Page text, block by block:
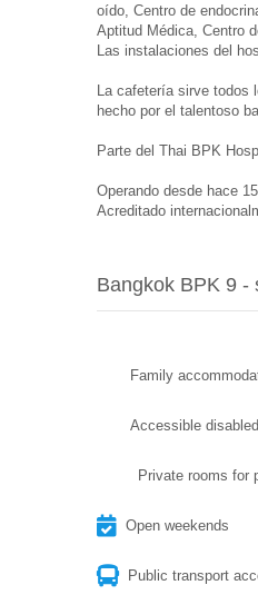
oído, Centro de
Aptitud Médica, Centro
Las instalaciones del
La cafetería sirve todos
hecho por el talentoso
Parte del Thai BPK
Operando desde hace
Acreditado
Bangkok BPK 9 -
Family
Accessible
Private rooms for
Open weekends
Public transport